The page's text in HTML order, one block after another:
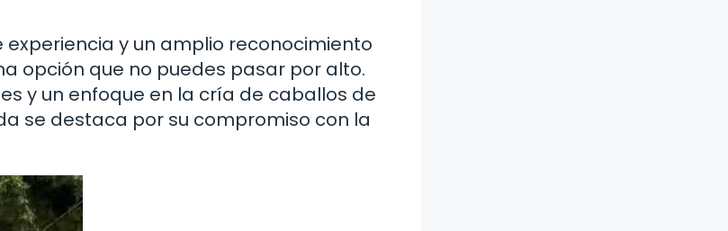
y un amplio reconocimiento
opción que no puedes pasar por alto.
y un enfoque en la cría de caballos de
se destaca por su compromiso con la